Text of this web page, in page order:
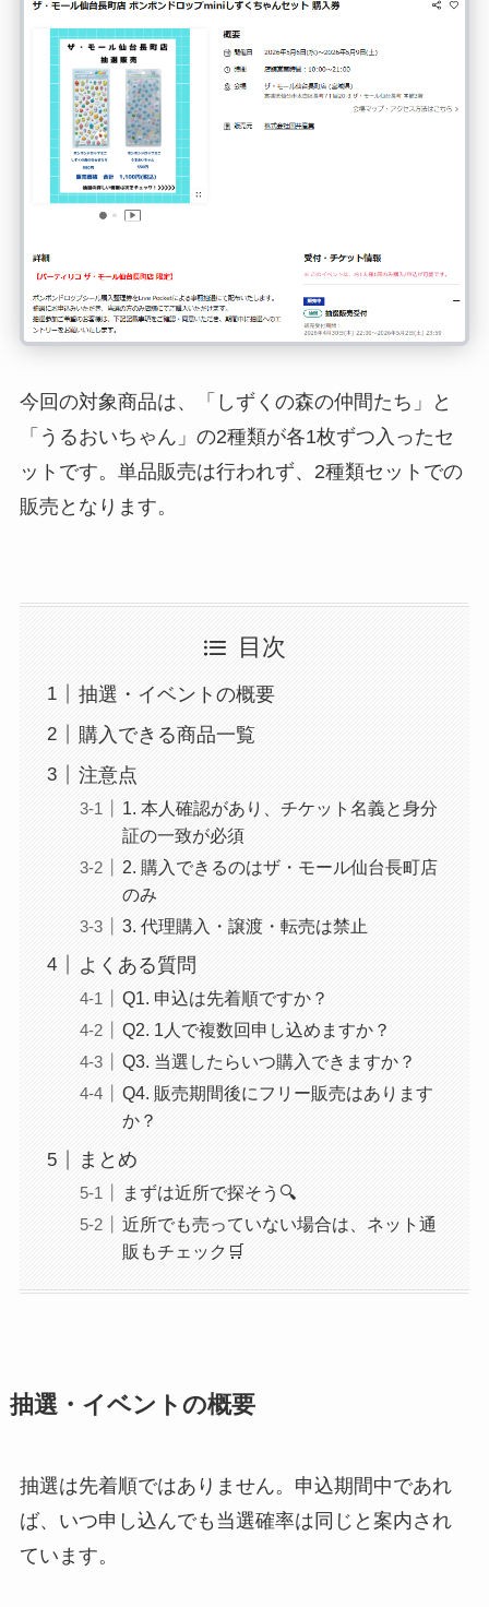
今回の対象商品は、「しずくの森の仲間たち」と
「うるおいちゃん」の2種類が各1枚ずつ入ったセ
ットです。単品販売は行われず、2種類セットでの
販売となります。
目次
抽選・イベントの概要
購入できる商品一覧
注意点
1. 本人確認があり、チケット名義と身分
証の一致が必須
2. 購入できるのはザ・モール仙台長町店
のみ
3. 代理購入・譲渡・転売は禁止
よくある質問
Q1. 申込は先着順ですか？
Q2. 1人で複数回申し込めますか？
Q3. 当選したらいつ購入できますか？
Q4. 販売期間後にフリー販売はあります
か？
まとめ
まずは近所で探そう🔍
近所でも売っていない場合は、ネット通
販もチェック🛒
抽選・イベントの概要
抽選は先着順ではありません。申込期間中であれ
ば、いつ申し込んでも当選確率は同じと案内され
ています。